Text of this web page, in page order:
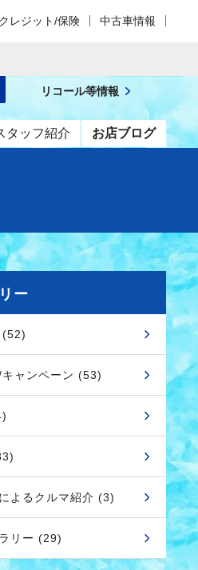
クレジット/保険 中古車情報
タッフ紹介 お店ブログ
リコール等情報
ー
(52)
キャンペーン (53)
よるクルマ紹介 (3)
リー (29)